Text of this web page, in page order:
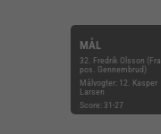
MÅL
32. Fredrik Olsson (Fra
pos. Gennembrud)
Målvogter: 12. Kasper
Larsen
Score: 31-27